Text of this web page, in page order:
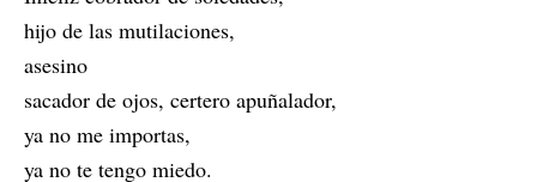
hijo de las mutilaciones,
asesino
sacador de ojos, certero apuñalador,
ya no me importas,
ya no te tengo miedo.